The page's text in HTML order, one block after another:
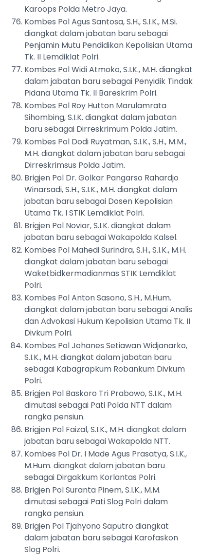
Karoops Polda Metro Jaya.
Kombes Pol Agus Santosa, S.H., S.I.K., M.Si.
diangkat dalam jabatan baru sebagai
Penjamin Mutu Pendidikan Kepolisian Utama
Tk. II Lemdiklat Polri.
Kombes Pol Widi Atmoko, S.I.K., M.H. diangkat
dalam jabatan baru sebagai Penyidik Tindak
Pidana Utama Tk. II Bareskrim Polri.
Kombes Pol Roy Hutton Marulamrata
Sihombing, S.I.K. diangkat dalam jabatan
baru sebagai Dirreskrimum Polda Jatim.
Kombes Pol Dodi Ruyatman, S.I.K., S.H., M.M.,
M.H. diangkat dalam jabatan baru sebagai
Dirreskrimsus Polda Jatim.
Brigjen Pol Dr. Golkar Pangarso Rahardjo
Winarsadi, S.H., S.I.K., M.H. diangkat dalam
jabatan baru sebagai Dosen Kepolisian
Utama Tk. I STIK Lemdiklat Polri.
Brigjen Pol Noviar, S.I.K. diangkat dalam
jabatan baru sebagai Wakapolda Kalsel.
Kombes Pol Mahedi Surindra, S.H., S.I.K., M.H.
diangkat dalam jabatan baru sebagai
Waketbidkermadianmas STIK Lemdiklat
Polri.
Kombes Pol Anton Sasono, S.H., M.Hum.
diangkat dalam jabatan baru sebagai Analis
dan Advokasi Hukum Kepolisian Utama Tk. II
Divkum Polri.
Kombes Pol Johanes Setiawan Widjanarko,
S.I.K., M.H. diangkat dalam jabatan baru
sebagai Kabagrapkum Robankum Divkum
Polri.
Brigjen Pol Baskoro Tri Prabowo, S.I.K., M.H.
dimutasi sebagai Pati Polda NTT dalam
rangka pensiun.
Brigjen Pol Faizal, S.I.K., M.H. diangkat dalam
jabatan baru sebagai Wakapolda NTT.
Kombes Pol Dr. I Made Agus Prasatya, S.I.K.,
M.Hum. diangkat dalam jabatan baru
sebagai Dirgakkum Korlantas Polri.
Brigjen Pol Suranta Pinem, S.I.K., M.M.
dimutasi sebagai Pati Slog Polri dalam
rangka pensiun.
Brigjen Pol Tjahyono Saputro diangkat
dalam jabatan baru sebagai Karofaskon
Slog Polri.